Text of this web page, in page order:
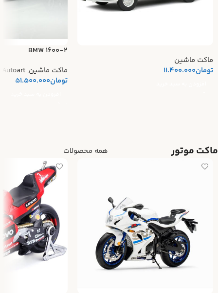
ماکت ماشین
تومان11.400.000
BMW 1600-2
ماکت ماشین,
Autoart
تومان51.500.000
ماکت موتور همه محصولات